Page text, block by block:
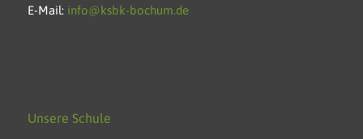
E-Mail: info@ksbk-bochum.de
Unsere Schule